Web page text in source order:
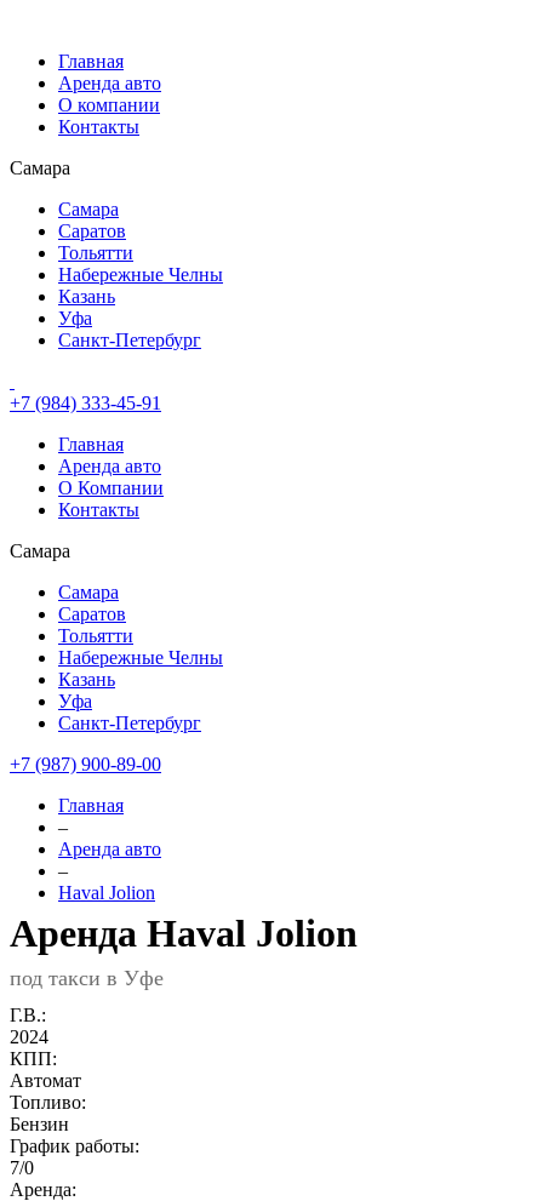
Главная
Аренда авто
О компании
Контакты
Самара
Самара
Саратов
Тольятти
Набережные Челны
Казань
Уфа
Санкт-Петербург
+7 (984) 333-45-91
Главная
Аренда авто
О Компании
Контакты
Самара
Самара
Саратов
Тольятти
Набережные Челны
Казань
Уфа
Санкт-Петербург
+7 (987) 900-89-00
Главная
–
Аренда авто
–
Haval Jolion
Аренда Haval Jolion
под такси в Уфе
Г.В.:
2024
КПП:
Автомат
Топливо:
Бензин
График работы:
7/0
Аренда: